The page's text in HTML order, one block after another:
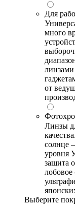
Для
много
линзами
от
Линзы
солнце
уровня
защита
лобовое
Выберите